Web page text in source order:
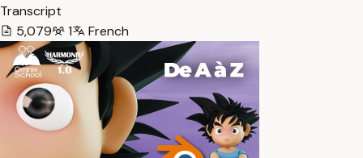
Transcript
5,079
1 French